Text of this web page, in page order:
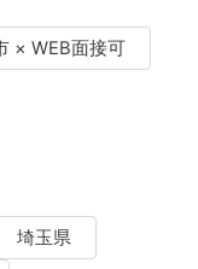
× WEB面接可
埼玉県